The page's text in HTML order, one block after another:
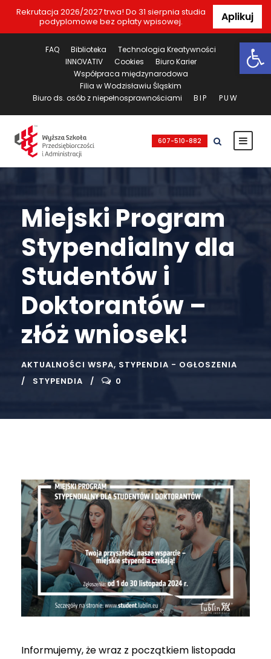
Rekrutacja 2026/2027 trwa! Do 31 sierpnia studia
podyplomowe bez opłaty wpisowej.
Aplikuj
FAQ Biblioteka
Technologia Kreatywności
INNOVATIV
Cookies
Biuro Karier
Współpraca międzynarodowa
Filia w Wodzisławiu Śląskim
Biuro ds. osób z niepełnosprawnościami
BIP PUW
607-510-882
Miejski Program
Stypendialny dla
Studentów i
Doktorantów –
złóż wniosek!
AKTUALNOŚCI WSPA, STYPENDIA - OGŁOSZENIA
STYPENDIA
0
Informujemy, że wraz z początkiem listopada